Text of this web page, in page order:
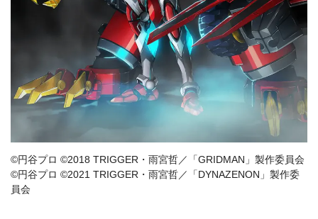
©円谷プロ ©2018 TRIGGER・雨宮哲／「GRIDMAN」製作委員会
©円谷プロ ©2021 TRIGGER・雨宮哲／「DYNAZENON」製作委
員会